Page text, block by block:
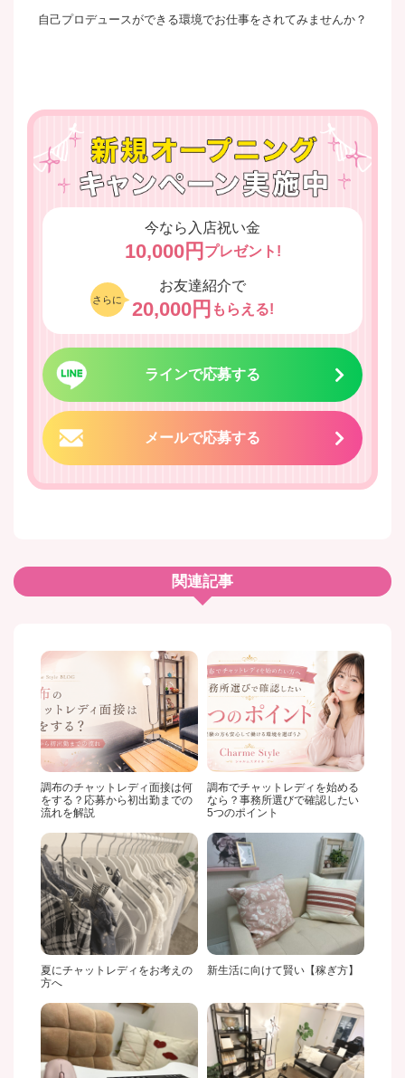
自己プロデュースができる環境でお仕事をされてみませんか？
今なら入店祝い金
10,000円 プレゼント!
さらに
お友達紹介で
20,000円 もらえる!
ラインで応募する
メールで応募する
関連記事
調布のチャットレディ面接は何
をする？応募から初出勤までの
流れを解説
調布でチャットレディを始める
なら？事務所選びで確認したい
5つのポイント
夏にチャットレディをお考えの
方へ
新生活に向けて賢い【稼ぎ方】